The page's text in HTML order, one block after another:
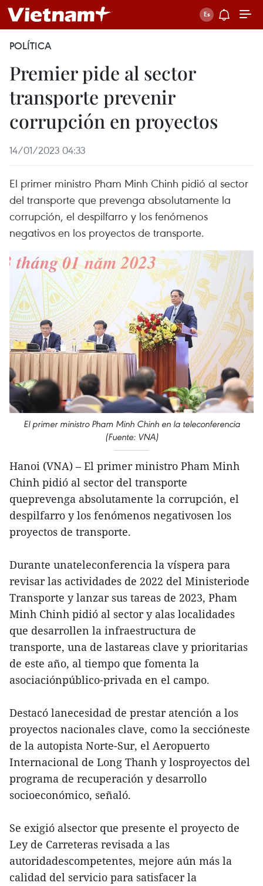
POLÍTICA
Premier pide al sector
transporte prevenir
corrupción en proyectos
14/01/2023 04:33
El primer ministro Pham Minh Chinh pidió al sector
del transporte que prevenga absolutamente la
corrupción, el despilfarro y los fenómenos
negativos en los proyectos de transporte.
El primer ministro Pham Minh Chinh en la teleconferencia
(Fuente: VNA)
Hanoi (VNA) – El primer ministro Pham Minh
Chinh pidió al sector del transporte
queprevenga absolutamente la corrupción, el
despilfarro y los fenómenos negativosen los
proyectos de transporte.
Durante unateleconferencia la víspera para
revisar las actividades de 2022 del Ministeriode
Transporte y lanzar sus tareas de 2023, Pham
Minh Chinh pidió al sector y alas localidades
que desarrollen la infraestructura de
transporte, una de lastareas clave y prioritarias
de este año, al tiempo que fomenta la
asociaciónpúblico-privada en el campo.
Destacó lanecesidad de prestar atención a los
proyectos nacionales clave, como la seccióneste
de la autopista Norte-Sur, el Aeropuerto
Internacional de Long Thanh y losproyectos del
programa de recuperación y desarrollo
socioeconómico, señaló.
Se exigió alsector que presente el proyecto de
Ley de Carreteras revisada a las
autoridadescompetentes, mejore aún más la
calidad del servicio para satisfacer la